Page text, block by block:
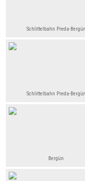
Schlittelbahn Preda-Bergün
Schlittelbahn Preda-Bergün
Bergün